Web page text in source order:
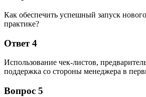
Как обеспечить успешный запуск
практике?
Ответ 4
Использование чек-листов,
поддержка со стороны менеджера в
Вопрос 5